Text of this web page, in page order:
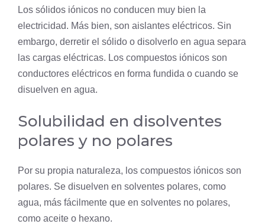
Los sólidos iónicos no conducen muy bien la
electricidad. Más bien, son aislantes eléctricos. Sin
embargo, derretir el sólido o disolverlo en agua separa
las cargas eléctricas. Los compuestos iónicos son
conductores eléctricos en forma fundida o cuando se
disuelven en agua.
Solubilidad en disolventes
polares y no polares
Por su propia naturaleza, los compuestos iónicos son
polares. Se disuelven en solventes polares, como
agua, más fácilmente que en solventes no polares,
como aceite o hexano.